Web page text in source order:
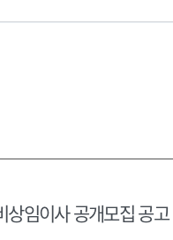
민국 공식 전자정부 누리집입니다.
상임이사 공개모집 공고